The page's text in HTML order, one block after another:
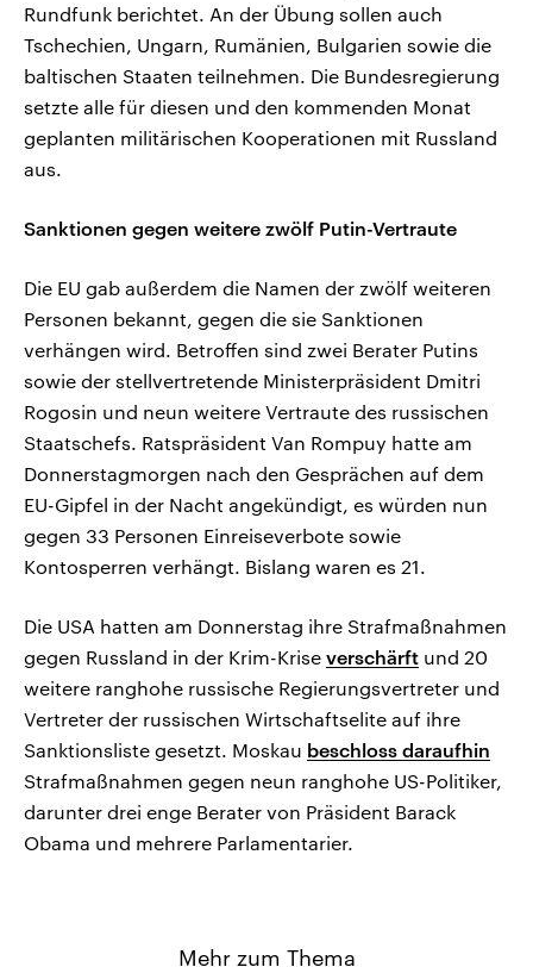
Rundfunk berichtet. An der Übung sollen auch
Tschechien, Ungarn, Rumänien, Bulgarien sowie die
baltischen Staaten teilnehmen. Die Bundesregierung
setzte alle für diesen und den kommenden Monat
geplanten militärischen Kooperationen mit Russland
aus.
Sanktionen gegen weitere zwölf Putin-Vertraute
Die EU gab außerdem die Namen der zwölf weiteren
Personen bekannt, gegen die sie Sanktionen
verhängen wird. Betroffen sind zwei Berater Putins
sowie der stellvertretende Ministerpräsident Dmitri
Rogosin und neun weitere Vertraute des russischen
Staatschefs. Ratspräsident Van Rompuy hatte am
Donnerstagmorgen nach den Gesprächen auf dem
EU-Gipfel in der Nacht angekündigt, es würden nun
gegen 33 Personen Einreiseverbote sowie
Kontosperren verhängt. Bislang waren es 21.
Die USA hatten am Donnerstag ihre Strafmaßnahmen
gegen Russland in der Krim-Krise verschärft und 20
weitere ranghohe russische Regierungsvertreter und
Vertreter der russischen Wirtschaftselite auf ihre
Sanktionsliste gesetzt. Moskau beschloss daraufhin
Strafmaßnahmen gegen neun ranghohe US-Politiker,
darunter drei enge Berater von Präsident Barack
Obama und mehrere Parlamentarier.
Mehr zum Thema